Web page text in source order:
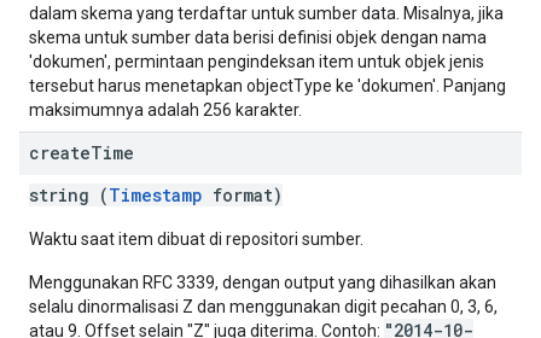
dalam skema yang terdaftar untuk sumber data. Misalnya, jika
skema untuk sumber data berisi definisi objek dengan nama
'dokumen', permintaan pengindeksan item untuk objek jenis
tersebut harus menetapkan objectType ke 'dokumen'. Panjang
maksimumnya adalah 256 karakter.
createTime
string (Timestamp format)
Waktu saat item dibuat di repositori sumber.
Menggunakan RFC 3339, dengan output yang dihasilkan akan
selalu dinormalisasi Z dan menggunakan digit pecahan 0, 3, 6,
atau 9. Offset selain "Z" juga diterima. Contoh: "2014-10-